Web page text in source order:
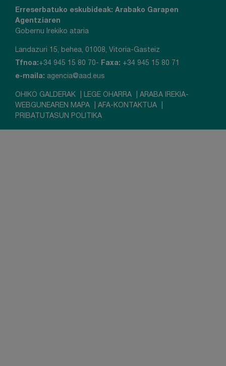
Erreserbatuko eskubideak: Arabako Garapen
Agentziaren
Gobernu Irekiko ataria
Landazuri 15, behea, 01008, Vitoria-Gasteiz
Tfnoa:+34 945 15 80 70- Faxa: +34 945 15 80 71
e-maila: agencia@aad.eus
OHIKO GALDERAK LEGE OHARRA
ARABA IREKIA-
WEBGUNEAREN MAPA
AFA-KONTAKTUA
PRIBATUTASUN POLITIKA